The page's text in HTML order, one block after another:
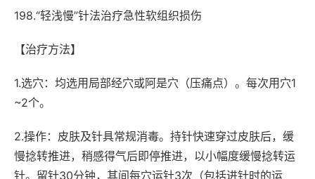
198.“轻浅慢”针法治疗急性软组织损伤
【治疗方法】
1.选穴：均选用局部经穴或阿是穴（压痛点）。每次用穴1
~2个。
2.操作：皮肤及针具常规消毒。持针快速穿过皮肤后，缓
慢捻转推进，稍感得气后即停推进，以小幅度缓慢捻转运
针。留针30分钟，其间每穴运针3次（包括进针时的运